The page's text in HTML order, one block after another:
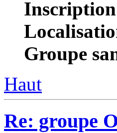
Groupe
Haut
Re: groupe